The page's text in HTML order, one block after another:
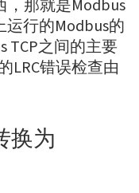
，那就是Modbus
运行的Modbus的
TCP之间的主要
LRC错误检查由
换为